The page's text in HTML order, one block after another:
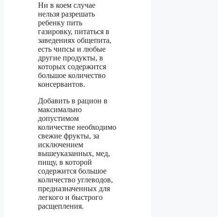
Ни в коем случае
нельзя разрешать
ребенку пить
газировку, питаться в
заведениях общепита,
есть чипсы и любые
другие продукты, в
которых содержится
большое количество
консервантов.
Добавить в рацион в
максимально
допустимом
количестве необходимо
свежие фрукты, за
исключением
вышеуказанных, мед,
пищу, в которой
содержится большое
количество углеводов,
предназначенных для
легкого и быстрого
расщепления.